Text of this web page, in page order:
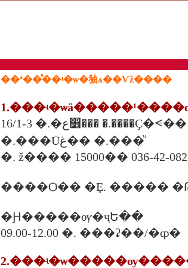
��ª��ͤ��ʵ�ѡ�㹨ѧ��Ѵž����
16/1-3 �.�ع෾��� �.����Ҫ�⪪��
�.���Ūغ�� �.���ͧ
�. ž���� 15000�� 036-42-
����Ѻ�� �Ȩ. �����
�Ԩ�����ѹ�ҷԵ��
09.00-12.00 �. ���ʡ��/�ȹ�